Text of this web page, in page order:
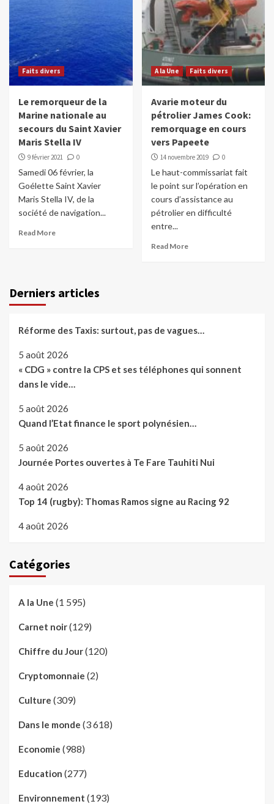
Faits divers
Le remorqueur de la
Marine nationale au
secours du Saint Xavier
Maris Stella IV
9 février 2021 0
Samedi 06 février, la
Goélette Saint Xavier
Maris Stella IV, de la
société de navigation...
Read More
A la Une Faits divers
Avarie moteur du
pétrolier James Cook:
remorquage en cours
vers Papeete
14 novembre 2019 0
Le haut-commissariat fait
le point sur l’opération en
cours d’assistance au
pétrolier en difficulté
entre...
Read More
Derniers articles
Réforme des Taxis: surtout, pas de vagues…
5 août 2026
« CDG » contre la CPS et ses téléphones qui sonnent
dans le vide…
5 août 2026
Quand l’Etat finance le sport polynésien…
5 août 2026
Journée Portes ouvertes à Te Fare Tauhiti Nui
4 août 2026
Top 14 (rugby): Thomas Ramos signe au Racing 92
4 août 2026
Catégories
A la Une (1 595)
Carnet noir(129)
Chiffre du Jour(120)
Cryptomonnaie (2)
Culture (309)
Dans le monde (3 618)
Economie (988)
Education (277)
Environnement (193)